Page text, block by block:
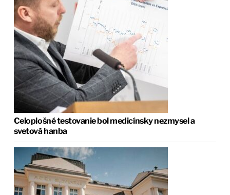
Celoplošné testovanie bol medicínsky nezmysel a
svetová hanba